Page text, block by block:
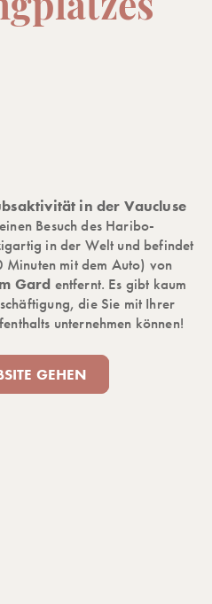
in der Vaucluse
Besuch des Haribo-
in der Welt und befindet
mit dem Auto) von
Gard entfernt. Es gibt kaum
die Sie mit Ihrer
unternehmen können!
GEHEN